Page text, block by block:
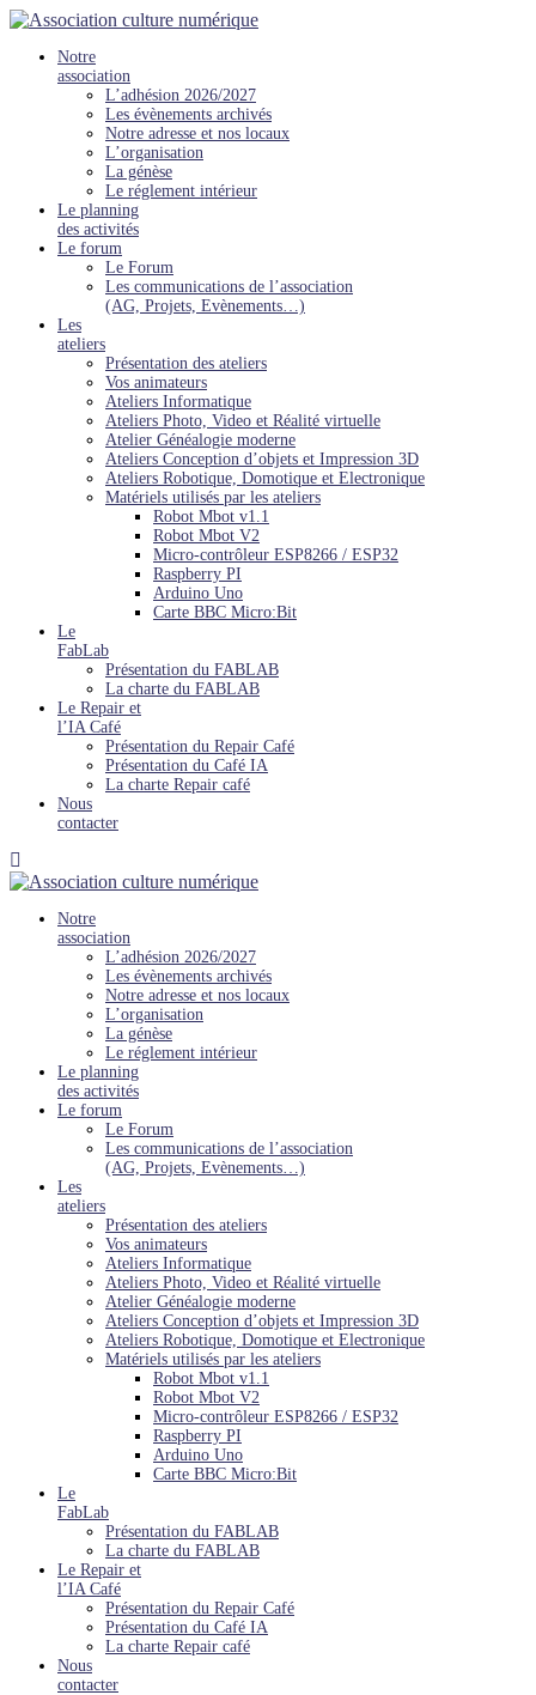
Notre
association
L’adhésion 2026/2027
Les évènements archivés
Notre adresse et nos locaux
L’organisation
La génèse
Le réglement intérieur
Le planning
des activités
Le forum
Le Forum
Les communications de l’association
(AG, Projets, Evènements…)
Les
ateliers
Présentation des ateliers
Vos animateurs
Ateliers Informatique
Ateliers Photo, Video et Réalité virtuelle
Atelier Généalogie moderne
Ateliers Conception d’objets et Impression 3D
Ateliers Robotique, Domotique et Electronique
Matériels utilisés par les ateliers
Robot Mbot v1.1
Robot Mbot V2
Micro-contrôleur ESP8266 / ESP32
Raspberry PI
Arduino Uno
Carte BBC Micro:Bit
Le
FabLab
Présentation du FABLAB
La charte du FABLAB
Le Repair et
l’IA Café
Présentation du Repair Café
Présentation du Café IA
La charte Repair café
Nous
contacter
Notre
association
L’adhésion 2026/2027
Les évènements archivés
Notre adresse et nos locaux
L’organisation
La génèse
Le réglement intérieur
Le planning
des activités
Le forum
Le Forum
Les communications de l’association
(AG, Projets, Evènements…)
Les
ateliers
Présentation des ateliers
Vos animateurs
Ateliers Informatique
Ateliers Photo, Video et Réalité virtuelle
Atelier Généalogie moderne
Ateliers Conception d’objets et Impression 3D
Ateliers Robotique, Domotique et Electronique
Matériels utilisés par les ateliers
Robot Mbot v1.1
Robot Mbot V2
Micro-contrôleur ESP8266 / ESP32
Raspberry PI
Arduino Uno
Carte BBC Micro:Bit
Le
FabLab
Présentation du FABLAB
La charte du FABLAB
Le Repair et
l’IA Café
Présentation du Repair Café
Présentation du Café IA
La charte Repair café
Nous
contacter